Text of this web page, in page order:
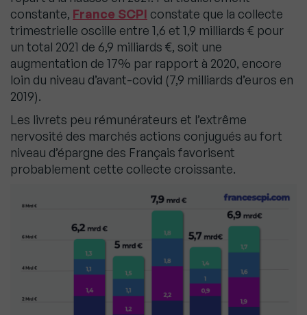
constante, France SCPI constate que la collecte
trimestrielle oscille entre 1,6 et 1,9 milliards € pour
un total 2021 de 6,9 milliards €, soit une
augmentation de 17% par rapport à 2020, encore
loin du niveau d’avant-covid (7,9 milliards d’euros en
2019).
Les livrets peu rémunérateurs et l’extrême
nervosité des marchés actions conjugués au fort
niveau d’épargne des Français favorisent
probablement cette collecte croissante.